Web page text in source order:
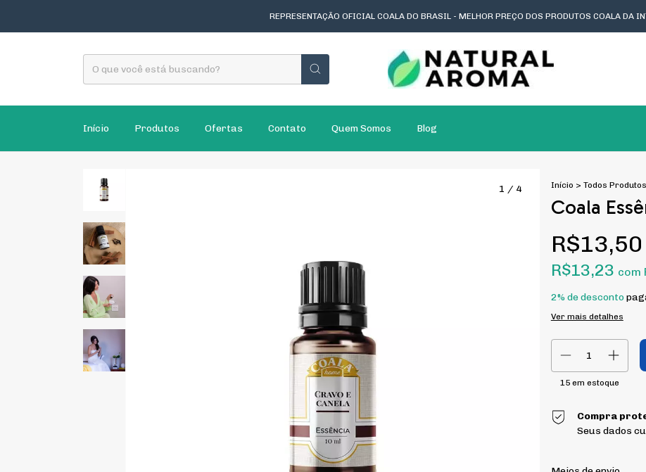
REPRESENTAÇÃO OFICIAL COALA DO BRASIL - MELHOR PREÇO DOS PRODUTOS COALA DA
Início Produtos Ofertas Contato Quem Somos Blog
1 / 4 Início > Todos Produtos
Coala
R$13,50
R$13,23 com
2% de desconto
Ver mais detalhes
15em estoque
Compra
Seus dados
Entregas para o CEP: